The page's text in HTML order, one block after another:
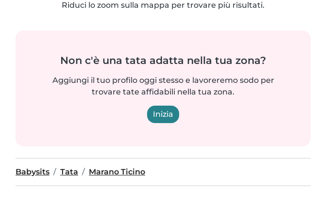
Riduci lo zoom sulla mappa per trovare più risultati.
Non c'è una tata adatta nella tua zona?
Aggiungi il tuo profilo oggi stesso e lavoreremo sodo per
trovare tate affidabili nella tua zona.
Inizia
Babysits Tata Marano Ticino